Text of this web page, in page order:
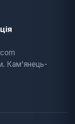
Кам'янець-